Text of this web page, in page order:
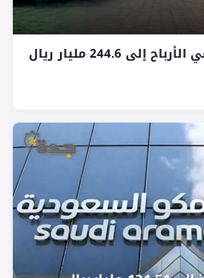
أرامكو تسجل ارتفاعاً في الأرباح إلى 244.6 مليار ريال